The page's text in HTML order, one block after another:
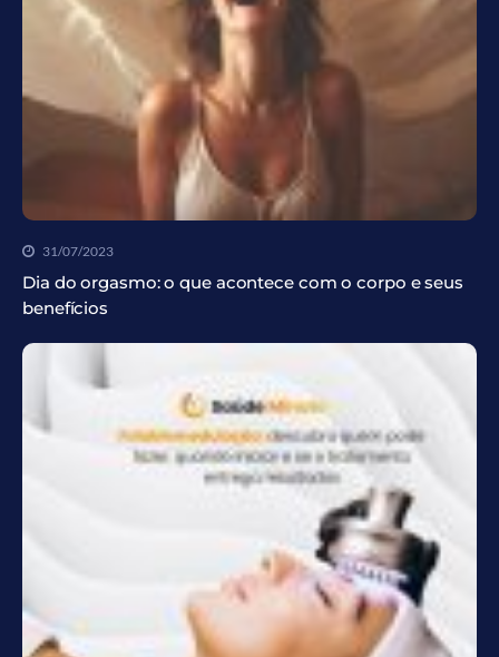
31/07/2023
Dia do orgasmo: o que acontece com o corpo e seus
benefícios